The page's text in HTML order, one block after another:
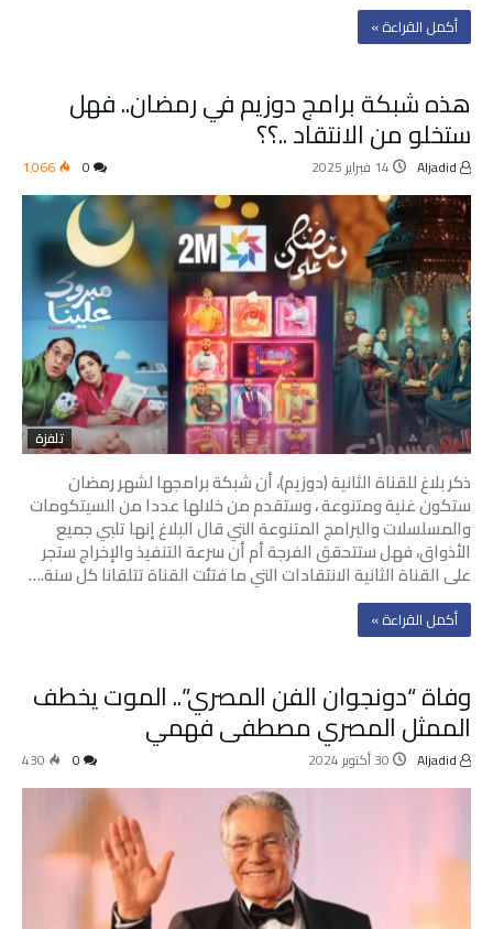
‫أكمل القراءة »‬
هذه شبكة برامج دوزيم في رمضان.. فهل
ستخلو من الانتقاد ..؟؟
14 فبراير 2025 1٬066
تلفزة
ذكر بلاغ للقناة الثانية (دوزيم)، أن شبكة برامجها لشهر رمضان
ستكون غنية ومتنوعة ، وستقدم من خلالها عددا من السيتكومات
والمسلسلات والبرامج المتنوعة التي قال البلاغ إنها تلبي جميع
الأذواق، فهل ستتحقق الفرجة أم أن سرعة التنفيذ والإخراج ستجر
على القناة الثانية الانتقادات التي ما فتئت القناة تتلقانا كل سنة.…
‫أكمل القراءة »‬
وفاة “دونجوان الفن المصري”.. الموت يخطف
الممثل المصري مصطفى فهمي
30 أكتوبر 2024 430